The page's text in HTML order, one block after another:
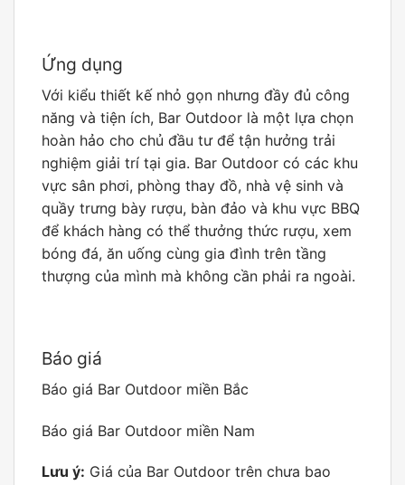
Ứng dụng
Với kiểu thiết kế nhỏ gọn nhưng đầy đủ công
năng và tiện ích, Bar Outdoor là một lựa chọn
hoàn hảo cho chủ đầu tư để tận hưởng trải
nghiệm giải trí tại gia. Bar Outdoor có các khu
vực sân phơi, phòng thay đồ, nhà vệ sinh và
quầy trưng bày rượu, bàn đảo và khu vực BBQ
để khách hàng có thể thưởng thức rượu, xem
bóng đá, ăn uống cùng gia đình trên tầng
thượng của mình mà không cần phải ra ngoài.
Báo giá
Báo giá Bar Outdoor miền Bắc
Báo giá Bar Outdoor miền Nam
Lưu ý: Giá của Bar Outdoor trên chưa bao